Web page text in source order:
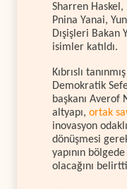
Sharren
Pnina Yanai,
Dışişleri Bakan
isimler katıldı.
Kıbrıslı
Demokratik
başkanı
altyapı, ortak
inovasyon
dönüşmesi
yapının
olacağını